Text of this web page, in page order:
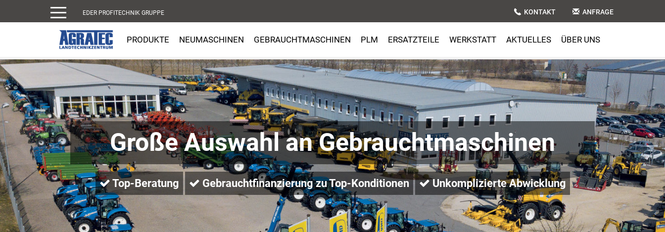
EDER PROFITECHNIK GRUPPE KONTAKT ANFRAGE
PRODUKTE NEUMASCHINEN GEBRAUCHTMASCHINEN PLM ERSATZTEILE WERKSTATT AKTUELLES ÜBER UNS
Große Auswahl an Gebrauchtmaschinen
Top-Beratung Gebrauchtfinanzierung zu Top-Konditionen Unkomplizierte Abwicklung